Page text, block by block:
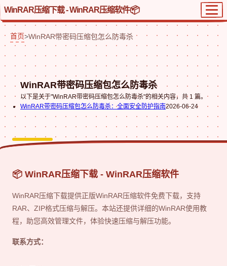
WinRAR压缩下载 - WinRAR压缩软件
首页>WinRAR带密码压缩包怎么防毒杀
WinRAR带密码压缩包怎么防毒杀
以下是关于"WinRAR带密码压缩包怎么防毒杀"的相关内容，共 1 篇。
WinRAR带密码压缩包怎么防毒杀：全面安全防护指南2026-06-24
📦 WinRAR压缩下载 - WinRAR压缩软件
WinRAR压缩下载提供正版WinRAR压缩软件免费下载，支持
RAR、ZIP格式压缩与解压。本站还提供详细的WinRAR使用教
程，助您高效管理文件，体验快速压缩与解压功能。
联系方式：